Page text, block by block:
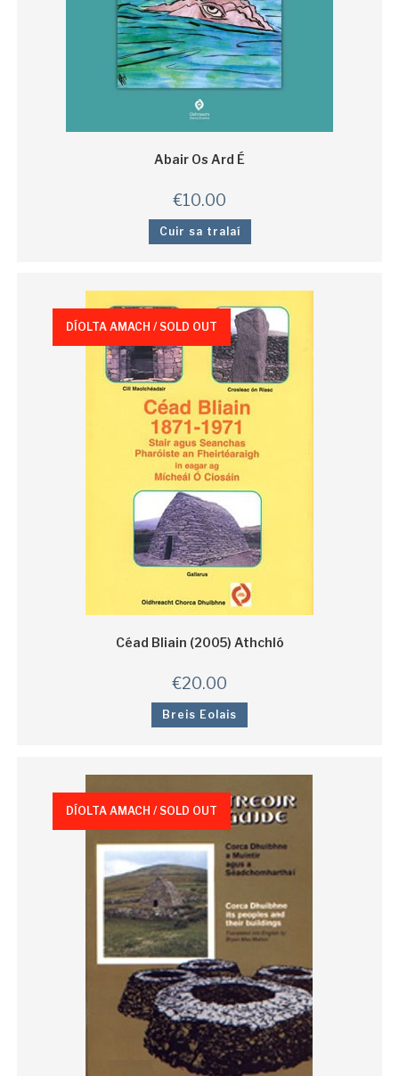
Abair Os Ard É
€10.00
Cuir sa tralaí
DÍOLTA AMACH / SOLD OUT
Céad Bliain (2005) Athchló
€20.00
Breis Eolais
DÍOLTA AMACH / SOLD OUT